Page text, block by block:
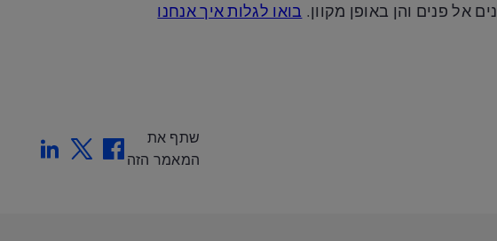
אל פנים והן באופן מקוון. בואו לגלות איך אנחנו
שתף את
המאמר הזה Facebook
Twitter